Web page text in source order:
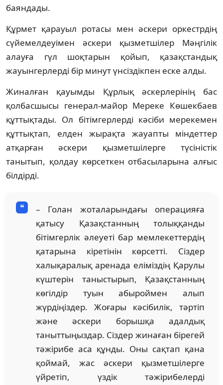
баяндады.
Құрмет қарауыл ротасы мен әскери оркестрдің
сүйемелдеуімен әскери қызметшілер Мәңгілік
алауға гүл шоқтарын қойып, қазақстандық
жауынгерлерді бір минут үнсіздікпен еске алды.
Жиналған қауымды Құрлық әскерлерінің бас
қолбасшысы генерал-майор Мереке Көшекбаев
құттықтады. Ол бітімгерлерді кәсіби мерекемен
құттықтап, елден жырақта жауапты міндеттер
атқарған әскери қызметшілерге түсіністік
танытып, қолдау көрсеткен отбасыларына алғыс
білдірді.
– Голан жоталарындағы операцияға
қатысу Қазақстанның толыққанды
бітімгерлік әлеуеті бар мемлекеттердің
қатарына кіретінін көрсетті. Сіздер
халықаралық аренада еліміздің Қарулы
күштерін таныстырып, Қазақстанның
көгілдір туын абыроймен алып
жүрдіңіздер. Жоғары кәсібилік, тәртіп
және әскери борышқа адалдық
таныттыңыздар. Сіздер жинаған бірегей
тәжірибе аса құнды. Оны сақтап қана
қоймай, жас әскери қызметшілерге
үйретіп, үздік тәжірибелерді